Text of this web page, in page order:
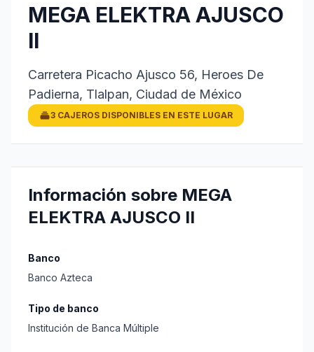
MEGA ELEKTRA AJUSCO
II
Carretera Picacho Ajusco 56, Heroes De
Padierna, Tlalpan, Ciudad de México
3 CAJEROS DISPONIBLES EN ESTE LUGAR
Información sobre MEGA
ELEKTRA AJUSCO II
Banco
Banco Azteca
Tipo de banco
Institución de Banca Múltiple